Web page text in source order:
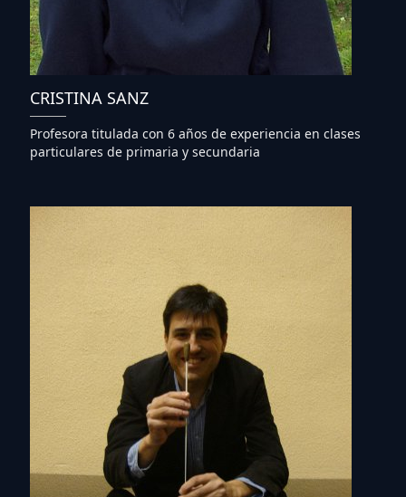
CRISTINA SANZ
Profesora titulada con 6 años de experiencia en clases
particulares de primaria y secundaria